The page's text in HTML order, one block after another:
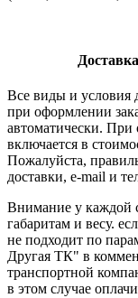
Все виды и условия
при оформлении
автоматически. При
включается в
Пожалуйста,
доставки, e-mail и
Внимание у каждой
габаритам и весу.
не подходит по
Другая ТК" в
транспортной
в этом случае